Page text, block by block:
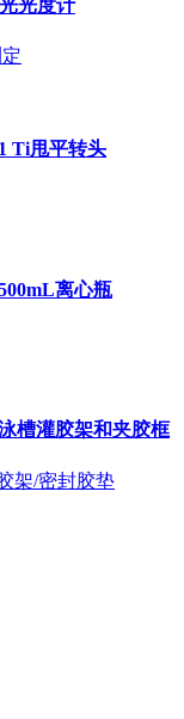
光度计
Ti甩平转头
离心瓶
槽灌胶架和夹胶框
架/密封胶垫